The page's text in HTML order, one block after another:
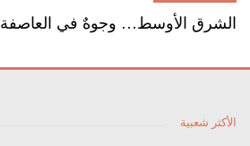
الشرق الأوسط… وجوهٌ في العاصفة
الأكثر شعبية